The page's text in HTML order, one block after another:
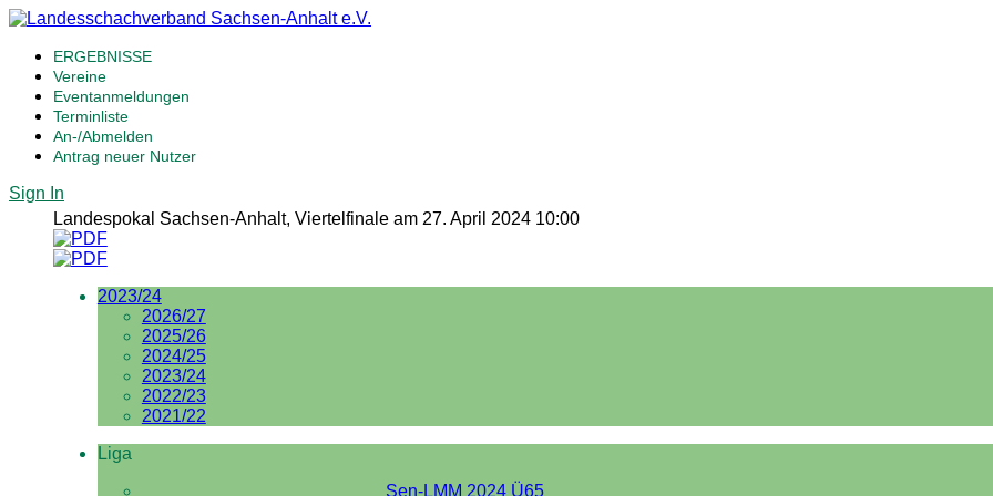
ERGEBNISSE
Vereine
Eventanmeldungen
Terminliste
An-/Abmelden
Antrag neuer Nutzer
Sign In
Landespokal Sachsen-Anhalt, Viertelfinale am 27. April 2024 10:00
2023/24
2026/27
2025/26
2024/25
2023/24
2022/23
2021/22
Liga
Sen-LMM 2024 Ü65